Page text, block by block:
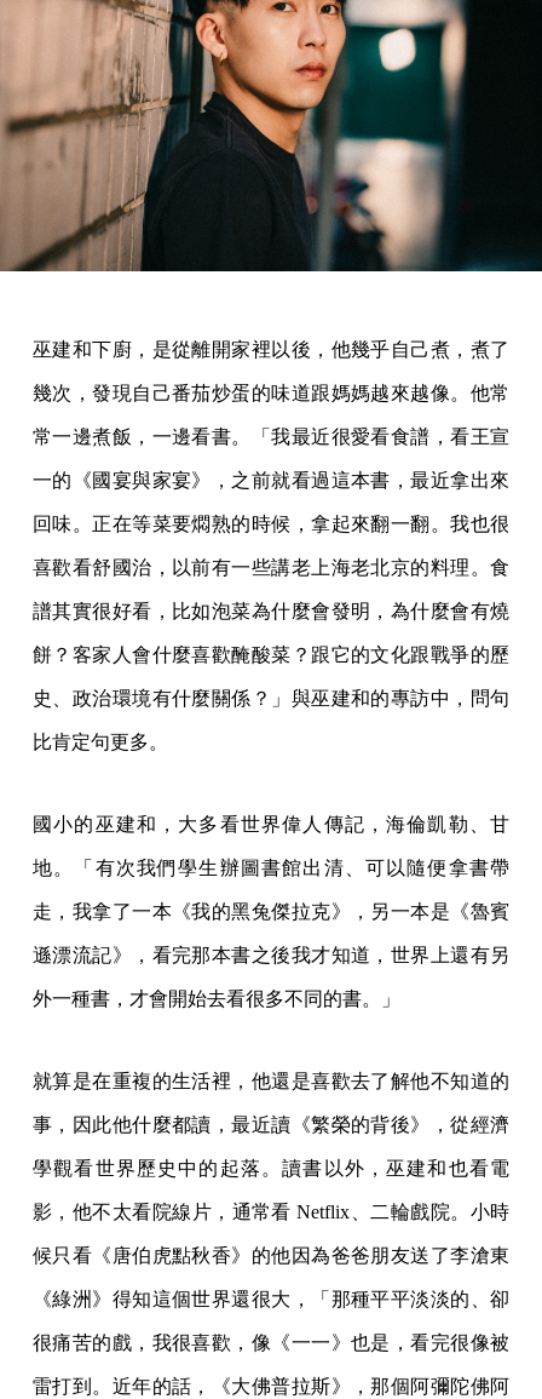
巫建和下廚，是從離開家裡以後，他幾乎自己煮，煮了
幾次，發現自己番茄炒蛋的味道跟媽媽越來越像。他常
常一邊煮飯，一邊看書。「我最近很愛看食譜，看王宣
一的《國宴與家宴》，之前就看過這本書，最近拿出來
回味。正在等菜要燜熟的時候，拿起來翻一翻。我也很
喜歡看舒國治，以前有一些講老上海老北京的料理。食
譜其實很好看，比如泡菜為什麼會發明，為什麼會有燒
餅？客家人會什麼喜歡醃酸菜？跟它的文化跟戰爭的歷
史、政治環境有什麼關係？」與巫建和的專訪中，問句
比肯定句更多。
國小的巫建和，大多看世界偉人傳記，海倫凱勒、甘
地。「有次我們學生辦圖書館出清、可以隨便拿書帶
走，我拿了一本《我的黑兔傑拉克》，另一本是《魯賓
遜漂流記》，看完那本書之後我才知道，世界上還有另
外一種書，才會開始去看很多不同的書。」
就算是在重複的生活裡，他還是喜歡去了解他不知道的
事，因此他什麼都讀，最近讀《繁榮的背後》，從經濟
學觀看世界歷史中的起落。讀書以外，巫建和也看電
影，他不太看院線片，通常看 Netflix、二輪戲院。小時
候只看《唐伯虎點秋香》的他因為爸爸朋友送了李滄東
《綠洲》得知這個世界還很大，「那種平平淡淡的、卻
很痛苦的戲，我很喜歡，像《一一》也是，看完很像被
雷打到。近年的話，《大佛普拉斯》，那個阿彌陀佛阿